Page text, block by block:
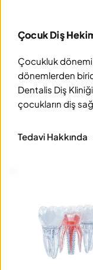
Çocuk Diş
Çocukluk dönemi,
dönemlerden
Dentalis Diş
çocukların diş
Tedavi Hakkında